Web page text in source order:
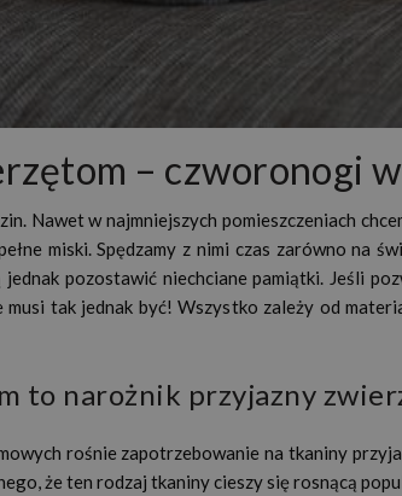
– czworonogi
Nawet w najmniejszych pomieszczeniach
miski. Spędzamy z nimi czas zarówno na
pozostawić niechciane pamiątki. Jeśli
tak jednak być! Wszystko zależy od
to narożnik przyjazny
rośnie zapotrzebowanie na tkaniny
że ten rodzaj tkaniny cieszy się rosnącą